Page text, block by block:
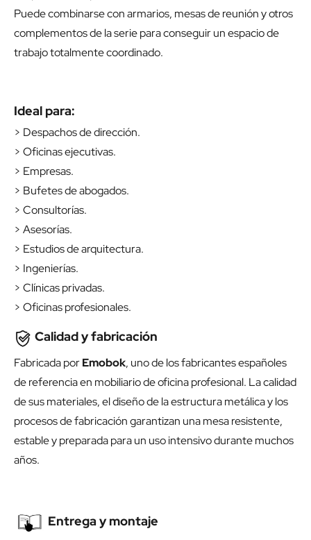
Puede combinarse con armarios, mesas de reunión y otros
complementos de la serie para conseguir un espacio de
trabajo totalmente coordinado.
Ideal para:
> Despachos de dirección.
> Oficinas ejecutivas.
> Empresas.
> Bufetes de abogados.
> Consultorías.
> Asesorías.
> Estudios de arquitectura.
> Ingenierías.
> Clínicas privadas.
> Oficinas profesionales.
Calidad y fabricación
Fabricada porEmobok, uno de los fabricantes españoles
de referencia en mobiliario de oficina profesional. La calidad
de sus materiales, el diseño de la estructura metálica y los
procesos de fabricación garantizan una mesa resistente,
estable y preparada para un uso intensivo durante muchos
años.
Entrega y montaje